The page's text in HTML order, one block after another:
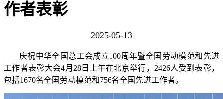
作者表彰
2025-05-13
庆祝中华全国总工会成立100周年暨全国劳动模范和先进
工作者表彰大会4月28日上午在北京举行，2426人受到表彰，
包括1670名全国劳动模范和756名全国先进工作者。